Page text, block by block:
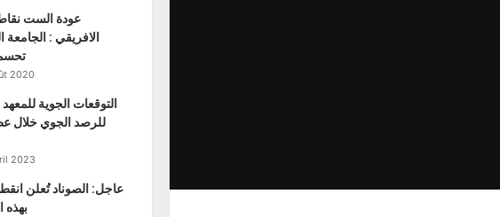
عودة الست
الافريقي : الجامعة
2020
التوقعات الجوية
للرصد الجوي خلال
2023
عاجل: الصوناد تُعلن
بهذه